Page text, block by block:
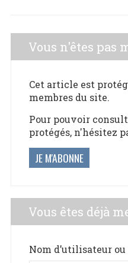
Vous n'êtes pas
Cet article est
membres du site.
Pour pouvoir
protégés, n'hésitez
JE M'ABONNE
Vous êtes déjà
Nom d’utilisateur